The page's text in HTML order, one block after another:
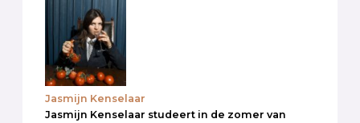
Jasmijn Kenselaar
Jasmijn Kenselaar studeert in de zomer van